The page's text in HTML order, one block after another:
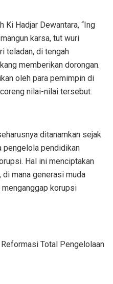
Ki Hadjar Dewantara, “Ing
karsa, tut wuri
teladan, di tengah
memberikan dorongan.
oleh para pemimpin di
nilai-nilai tersebut.
ditanamkan sejak
pengelola pendidikan
Hal ini menciptakan
mana generasi muda
korupsi
Total Pengelolaan